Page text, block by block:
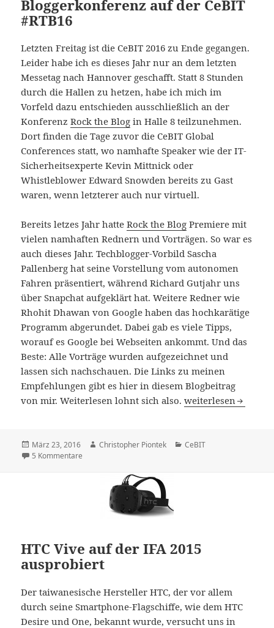
Bloggerkonferenz auf der CeBIT
#RTB16
Letzten Freitag ist die CeBIT 2016 zu Ende gegangen.
Leider habe ich es dieses Jahr nur an dem letzten
Messetag nach Hannover geschafft. Statt 8 Stunden
durch die Hallen zu hetzen, habe ich mich im
Vorfeld dazu entschieden ausschließlich an der
KonferenzRock the Blog in Halle 8 teilzunehmen.
Dort finden die Tage zuvor die CeBIT Global
Conferences statt, wo namhafte Speaker wie der IT-
Sicherheitsexperte Kevin Mittnick oder
Whistleblower Edward Snowden bereits zu Gast
waren, wenn letzterer auch nur virtuell.
Bereits letzes Jahr hatteRock the Blog Premiere mit
vielen namhaften Rednern und Vorträgen. So war es
auch dieses Jahr. Techblogger-Vorbild Sascha
Pallenberg hat seine Vorstellung vom autonomen
Fahren präsentiert, während Richard Gutjahr uns
über Snapchat aufgeklärt hat. Weitere Redner wie
Rhohit Dhawan von Google haben das hochkarätige
Programm abgerundet. Dabei gab es viele Tipps,
worauf es Google bei Webseiten ankommt. Und das
Beste: Alle Vorträge wurden aufgezeichnet und
lassen sich nachschauen. Die Links zu meinen
Empfehlungen gibt es hier in diesem Blogbeitrag
von mir. Weiterlesen lohnt sich also.Rock the Blog
weiterlesen
Veröffentlicht
am
März 23, 2016 Autor
Christopher Piontek Kategorien
CeBIT
5 Kommentare
HTC Vive auf der IFA 2015
ausprobiert
Der taiwanesische Hersteller HTC, der vor allem
durch seine Smartphone-Flagschiffe, wie dem HTC
Desire und One, bekannt wurde, versucht uns in